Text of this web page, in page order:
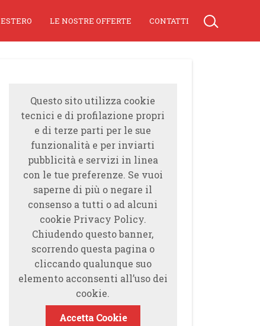
ESTERO LE NOSTRE OFFERTE CONTATTI
Questo sito utilizza cookie
tecnici e di profilazione propri
e di terze parti per le sue
funzionalità e per inviarti
pubblicità e servizi in linea
con le tue preferenze. Se vuoi
saperne di più o negare il
consenso a tutti o ad alcuni
cookie Privacy Policy.
Chiudendo questo banner,
scorrendo questa pagina o
cliccando qualunque suo
elemento acconsenti all’uso dei
cookie.
Accetta Cookie